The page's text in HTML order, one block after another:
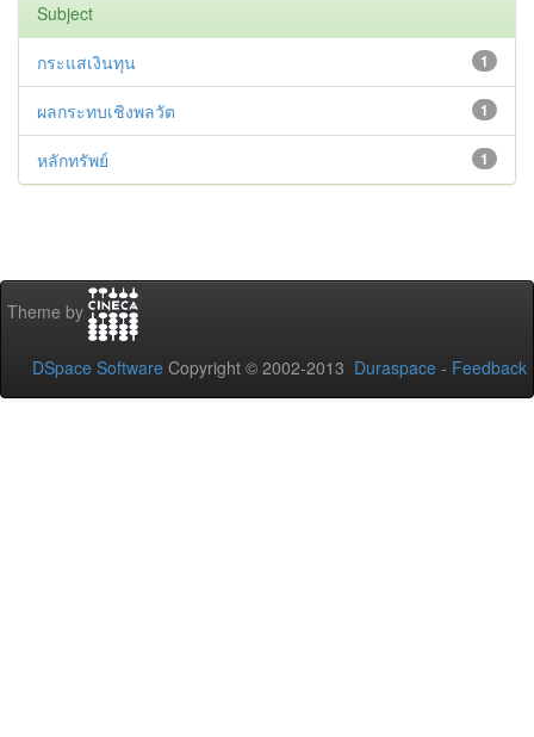
Subject
1
กระแสเงินทุน
1
ผลกระทบเชิงพลวัต
1
หลักทรัพย์
Theme by
DSpace Software Copyright © 2002-2013 Duraspace - Feedback